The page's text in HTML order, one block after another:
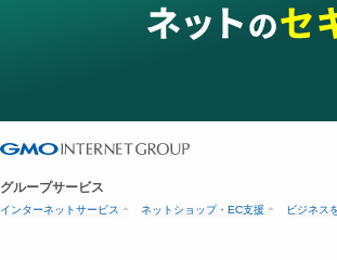
グループサービス
インターネットサービス ネットショップ・EC支援 ビジネス